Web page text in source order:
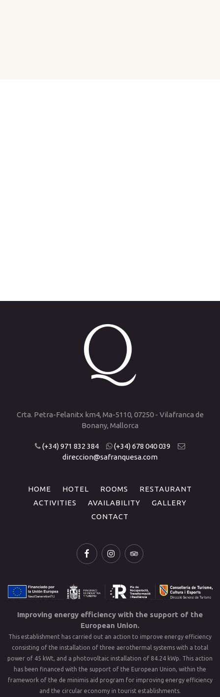
Crta. Petra-Felanitx km4, Ma-5110, 07250 - Vilafranca de
Bonany, Mallorca
(+34) 971 832 384
(+34) 678 040 039
direccion@safranquesa.com
HOME HOTEL ROOMS
RESTAURANT
ACTIVITIES
AVAILABILITY
GALLERY
CONTACT
Improving energy efficiency with the support of the
European Union.
This establishment has carried out an action to improve energy efficiency
consisting of the installation of three aerothermal systems with a total
power of 45 kWt, and a photovoltaic installation of 84.24 kWp. This action
has been financed with the support of the European Union, within the
framework of the de minimis aid program for improving energy efficiency
and the circular economy in tourist establishments.